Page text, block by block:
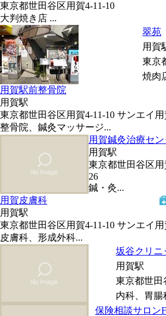
東京都世田谷区用賀4-11-10
大判焼き店 ...
翠苑
用賀
東京
焼肉
用賀駅前整骨院
用賀駅
東京都世田谷区用賀4-11-10 サンエイ
整骨院、鍼灸マッサージ...
用賀鍼灸治療セン
用賀駅
東京都世田谷区
26
鍼・灸...
用賀皮膚科
用賀駅
東京都世田谷区用賀4-11-10 サンエイ用
皮膚科、形成外科...
坂谷クリニ
用賀駅
東京都世
内科、胃腸
保険相談サロン